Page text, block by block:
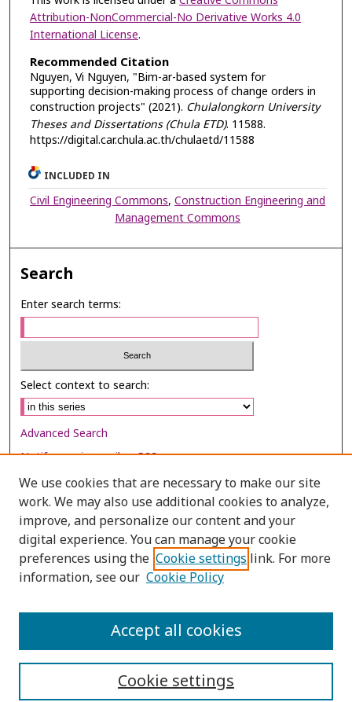
Attribution-NonCommercial-No Derivative Works 4.0
International License.
Recommended Citation
Nguyen, Vi Nguyen, "Bim-ar-based system for
supporting decision-making process of change orders in
construction projects" (2021). Chulalongkorn University
Theses and Dissertations (Chula ETD). 11588.
https://digital.car.chula.ac.th/chulaetd/11588
INCLUDED IN
Civil Engineering Commons,Construction Engineering and
Management Commons
Search
Enter search terms:
Select context to search:
Advanced Search
Notify me via email orRSS
Browse
Collections
Disciplines
Authors
We use cookies that are necessary to make our site
work. We may also use additional cookies to analyze,
improve, and personalize our content and your
digital experience. You can manage your cookie
preferences using the Cookie settings link. For more
information, see our Cookie Policy
Cookie settings
Accept all cookies